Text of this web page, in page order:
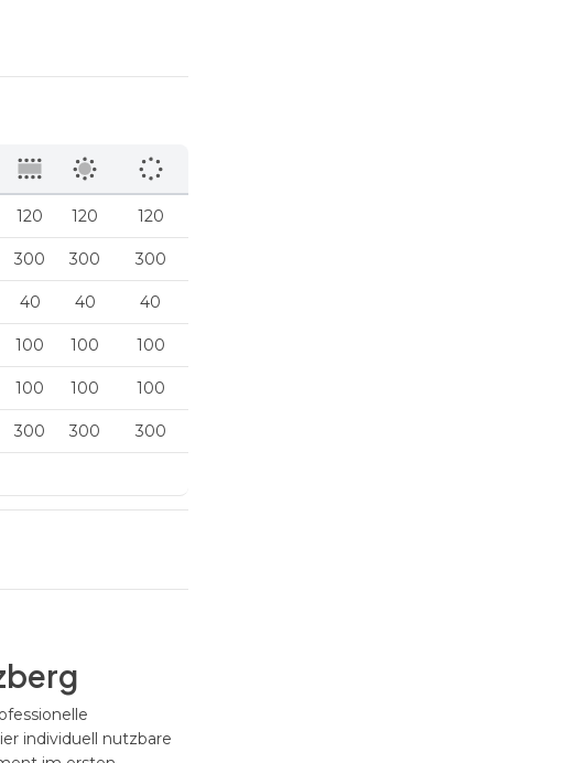
120 120 120
300 300 300
40 40 40
100 100 100
100 100 100
300 300 300
individuell nutzbare